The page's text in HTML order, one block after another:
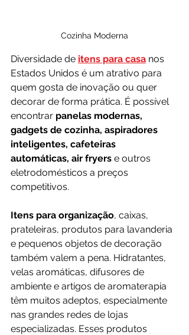
Cozinha Moderna
Diversidade de itens para casa nos
Estados Unidos é um atrativo para
quem gosta de inovação ou quer
decorar de forma prática. É possível
encontrar panelas modernas,
gadgets de cozinha, aspiradores
inteligentes, cafeteiras
automáticas, air fryers e outros
eletrodomésticos a preços
competitivos.
Itens para organização, caixas,
prateleiras, produtos para lavanderia
e pequenos objetos de decoração
também valem a pena. Hidratantes,
velas aromáticas, difusores de
ambiente e artigos de aromaterapia
têm muitos adeptos, especialmente
nas grandes redes de lojas
especializadas. Esses produtos